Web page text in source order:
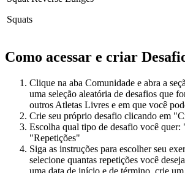
Squats
Como acessar e criar
Clique na aba Comunidade e abra a
uma seleção aleatória de desafios que
outros Atletas Livres e em que você
Crie seu próprio desafio clicando em
Escolha qual tipo de desafio você quer:
"Repetições"
Siga as instruções para escolher seu
selecione quantas repetições você
uma data de início e de término, crie